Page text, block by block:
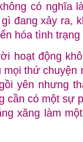
có nghĩa
đang xảy ra,
hóa tình
hoạt động
mọi thứ
yên nhưng
cần có một sự
xăng làm